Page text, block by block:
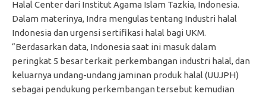
Halal Center dari Institut Agama Islam Tazkia, Indonesia.
Dalam materinya, Indra mengulas tentang Industri halal
Indonesia dan urgensi sertifikasi halal bagi UKM.
“Berdasarkan data, Indonesia saat ini masuk dalam
peringkat 5 besar terkait perkembangan industri halal, dan
keluarnya undang-undang jaminan produk halal (UUJPH)
sebagai pendukung perkembangan tersebut kemudian